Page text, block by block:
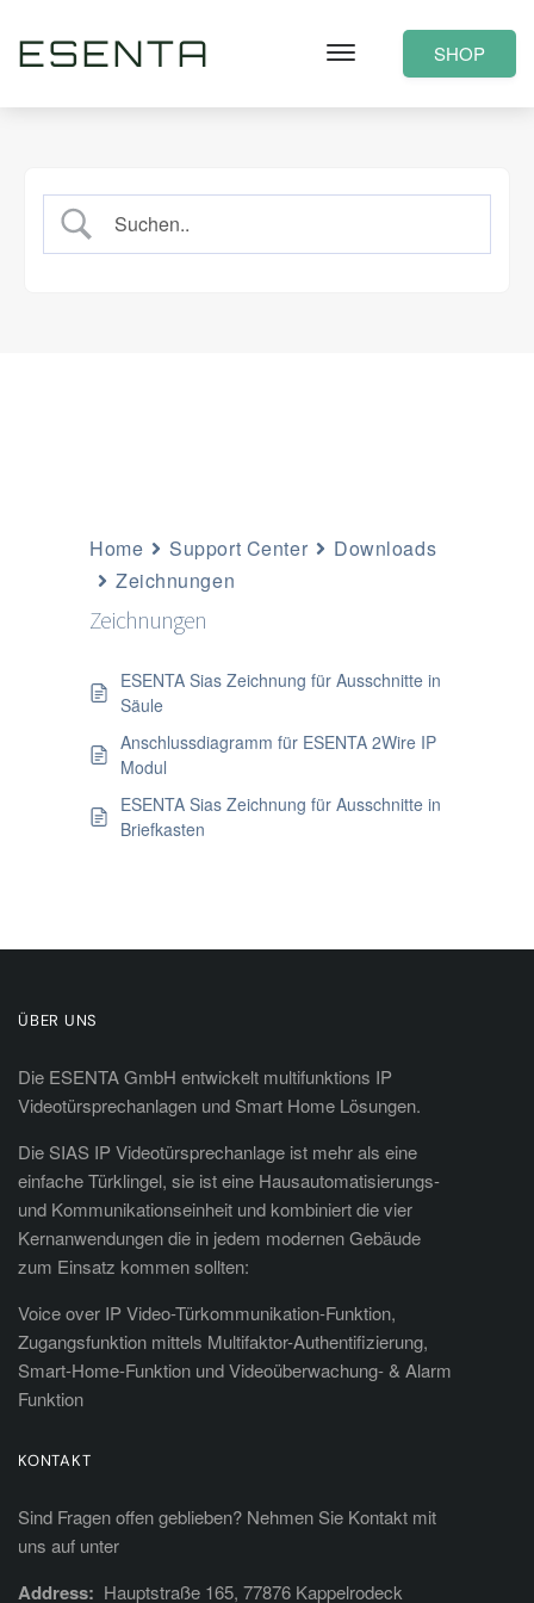
ESENTA SHOP
Home Support Center
Downloads
Zeichnungen
Zeichnungen
ESENTA Sias Zeichnung für Ausschnitte in
Säule
Anschlussdiagramm für ESENTA 2Wire IP
Modul
ESENTA Sias Zeichnung für Ausschnitte in
Briefkasten
ÜBER UNS
Die ESENTA GmbH entwickelt multifunktions IP
Videotürsprechanlagen und Smart Home Lösungen.
Die SIAS IP Videotürsprechanlage ist mehr als eine
einfache Türklingel, sie ist eine Hausautomatisierungs-
und Kommunikationseinheit und kombiniert die vier
Kernanwendungen die in jedem modernen Gebäude
zum Einsatz kommen sollten:
Voice over IP Video-Türkommunikation-Funktion,
Zugangsfunktion mittels Multifaktor-Authentifizierung,
Smart-Home-Funktion und Videoüberwachung- & Alarm
Funktion
KONTAKT
Sind Fragen offen geblieben? Nehmen Sie Kontakt mit
uns auf unter
Address: Hauptstraße 165, 77876 Kappelrodeck